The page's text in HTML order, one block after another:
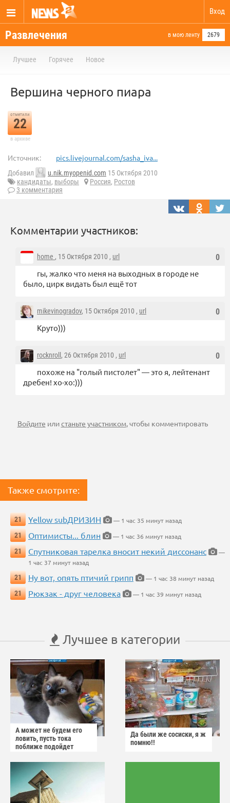
Вход
Развлечения в мою ленту 2679
Лучшее Горячее Новое
Вершина черного пиара
отметили
22
в архиве
Источник: pics.livejournal.com/sasha_iva...
Добавил u.nik.myopenid.com 15 Октября 2010
кандидаты, выборы Россия, Ростов
3 комментария
Комментарии участников:
0
home , 15 Октября 2010 , url
гы, жалко что меня на выходных в городе не
было, цирк видать был ещё тот
0
mikevinogradov, 15 Октября 2010 , url
Круто)))
0
rocknroll , 26 Октября 2010 , url
похоже на "голый пистолет" — это я, лейтенант
дребен! хо-хо:)))
Войдите илистаньте участником, чтобы комментировать
Также смотрите:
21 Yellow subДРИЗИН
— 1 час 35 минут назад
21
Оптимисты... блин
— 1 час 36 минут назад
21
Спутниковая тарелка вносит некий диссонанс
—
1 час 37 минут назад
21
Ну вот, опять птичий грипп
— 1 час 38 минут назад
21
Рюкзак - друг человека — 1 час 39 минут назад
Лучшее в категории
А может не будем его
ловить, пусть тока
поближе подойдет
Да были же сосиски, я ж
помню!!